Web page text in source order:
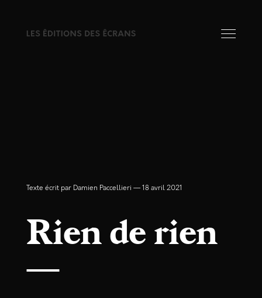
Texte écrit par Damien Paccellieri 18 avril 2021
Rien de rien
—